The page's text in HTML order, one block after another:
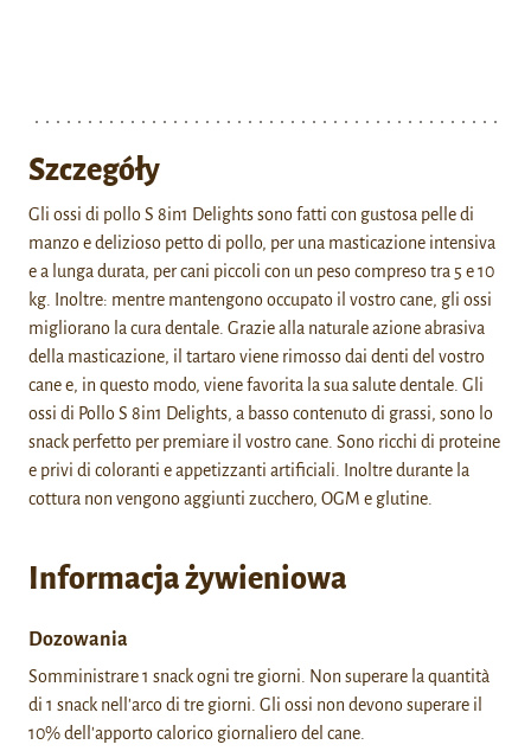
Szczegóły
Gli ossi di pollo S 8in1 Delights sono fatti con gustosa pelle di
manzo e delizioso petto di pollo, per una masticazione intensiva
e a lunga durata, per cani piccoli con un peso compreso tra 5 e 10
kg. Inoltre: mentre mantengono occupato il vostro cane, gli ossi
migliorano la cura dentale. Grazie alla naturale azione abrasiva
della masticazione, il tartaro viene rimosso dai denti del vostro
cane e, in questo modo, viene favorita la sua salute dentale. Gli
ossi di Pollo S 8in1 Delights, a basso contenuto di grassi, sono lo
snack perfetto per premiare il vostro cane. Sono ricchi di proteine
e privi di coloranti e appetizzanti artificiali. Inoltre durante la
cottura non vengono aggiunti zucchero, OGM e glutine.
Informacja żywieniowa
Dozowania
Somministrare 1 snack ogni tre giorni. Non superare la quantità
di 1 snack nell'arco di tre giorni. Gli ossi non devono superare il
10% dell'apporto calorico giornaliero del cane.